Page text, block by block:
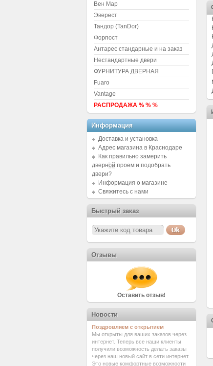
Вен Мар
Эверест
Тандор (TanDor)
Форпост
Антарес стандарные и на заказ
Нестандартные двери
ФУРНИТУРА ДВЕРНАЯ
Fuaro
Vantage
РАСПРОДАЖА % % %
Информация
Доставка и установка
Адрес магазина в Краснодаре
Как правильно замерить
дверной проем и подобрать
двери?
Информация о магазине
Свяжитесь с нами
Быстрый заказ
Отзывы
Оставить отзыв!
Новости
Поздровляем с открытием
Мы открыты для ваших заказов через
интернет. Теперь все наши клиенты
получили возможность делать заказы
через наш новый сайт в сети интернет.
Это новые комфортные возможности